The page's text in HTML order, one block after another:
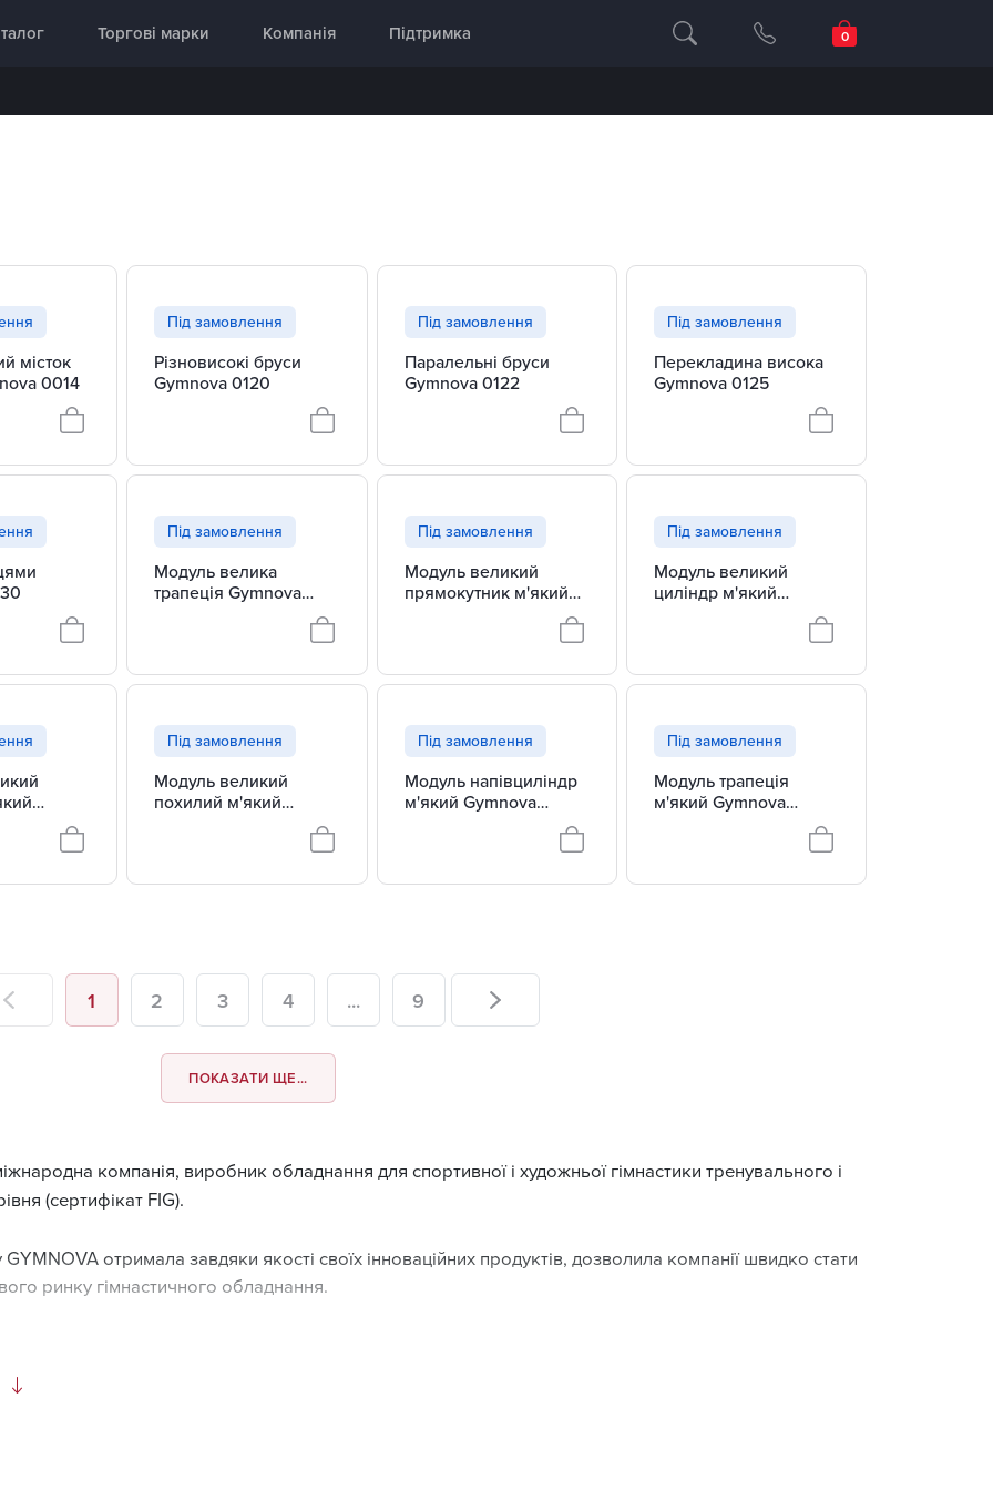
🥇 «InterAtletika»
Торгові марки Компанія Підтримка
місток
0014
Під замовлення
Різновисокі бруси
Gymnova 0120
Під замовлення
Паралельні бруси
Gymnova 0122
Під замовлення
Перекладина висока
Gymnova 0125
Під замовлення
Модуль велика
трапеція Gymnova
Під замовлення
Модуль великий
прямокутник м'який
Під замовлення
Модуль великий
циліндр м'який
Під замовлення
Модуль великий
похилий м'який
Під замовлення
Модуль напівциліндр
м'який Gymnova
Під замовлення
Модуль трапеція
м'який Gymnova
1 2 3 4 ... 9
ПОКАЗАТИ ЩЕ...
компанія, виробник обладнання для спортивної і художньої гімнастики тренувального і
(сертифікат FIG).
GYMNOVA отримала завдяки якості своїх інноваційних продуктів, дозволила компанії швидко стати
ринку гімнастичного обладнання.
досвід в розробці ноу-хау.